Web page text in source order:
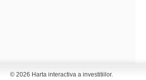
© 2026 Harta interactiva a investitiilor.